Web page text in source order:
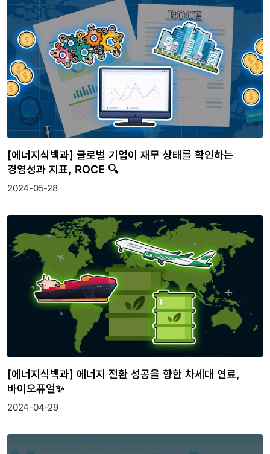
[에너지식백과] 글로벌 기업이 재무 상태를 확인하는
경영성과 지표, ROCE 🔍
2024-05-28
[에너지식백과] 에너지 전환 성공을 향한 차세대 연료,
바이오퓨얼✨
2024-04-29